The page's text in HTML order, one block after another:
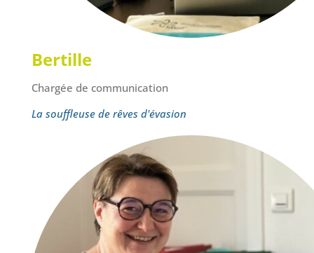
Bertille
Chargée de communication
La souffleuse de rêves d'évasion